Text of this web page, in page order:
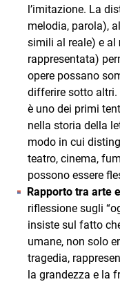
l’imitazione. La
melodia, parola),
simili al reale) e al
rappresentata)
opere possano
differire sotto altri.
è uno dei primi
nella storia della
modo in cui
teatro, cinema,
possono essere
Rapporto tra arte
riflessione sugli
insiste sul fatto
umane, non solo
tragedia,
la grandezza e la